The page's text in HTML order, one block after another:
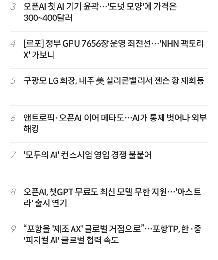
3
오픈AI 첫 AI 기기 윤곽…'도넛 모양'에 가격은
300~400달러
4
[르포] 정부 GPU 7656장 운영 최전선…'NHN 팩토리
X' 가보니
5 구광모 LG 회장, 내주 美 실리콘밸리서 젠슨 황 재회동
6
앤트로픽·오픈AI 이어 메타도…AI가 통제 벗어나 외부
해킹
7 '모두의 AI' 컨소시엄 영입 경쟁 불붙어
8
오픈AI, 챗GPT 무료도 최신 모델 무한 지원…'아스트
라' 출시 연기
9
“포항을 '제조 AX' 글로벌 거점으로”…포항TP, 한·중
'피지컬 AI' 글로벌 협력 속도